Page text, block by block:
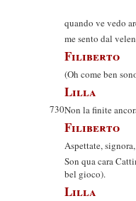
quando ve vedo
me sento dal
Filiberto
(Oh come ben
Lilla
730Non la finite
Filiberto
Aspettate,
Son qua cara
bel gioco).
Lilla